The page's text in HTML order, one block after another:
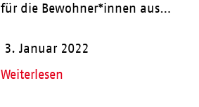
für die Bewohner*innen aus…
3. Januar 2022
Weiterlesen